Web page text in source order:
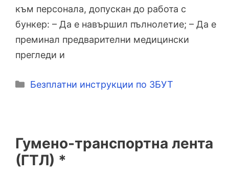
към персонала, допускан до работа с
бункер: – Да е навършил пълнолетие; – Да е
преминал предварителни медицински
прегледи и
Категории
Безплатни инструкции по ЗБУТ
Гумено-транспортна лента
(ГТЛ) *